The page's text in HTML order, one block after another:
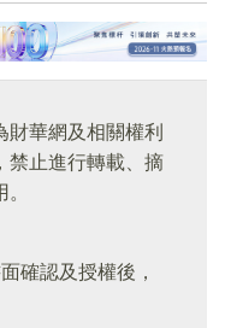
財華網及相關權利
禁止進行轉載、摘
確認及授權後，